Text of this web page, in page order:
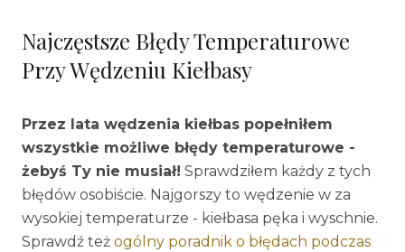
Najczęstsze Błędy Temperaturowe
Przy Wędzeniu Kiełbasy
Przez lata wędzenia kiełbas popełniłem
wszystkie możliwe błędy temperaturowe -
żebyś Ty nie musiał! Sprawdziłem każdy z tych
błędów osobiście. Najgorszy to wędzenie w za
wysokiej temperaturze - kiełbasa pęka i wyschnie.
Sprawdź też ogólny poradnik o błędach podczas